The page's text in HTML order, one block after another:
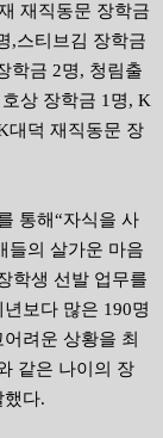
재직동문 장학금
,스티브김 장학금
학금 2명, 청림출
상 장학금 1명, K
대덕 재직동문 장
통해“자식을 사
들의 살가운 마음
학생 선발 업무를
보다 많은 190명
려운 상황을 최
같은 나이의 장
했다.